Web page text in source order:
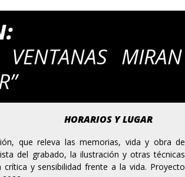
MIRAN
HORARIOS Y LUGAR
que releva las memorias, vida y obra de
del grabado, la ilustración y otras técnicas
y sensibilidad frente a la vida. Proyecto